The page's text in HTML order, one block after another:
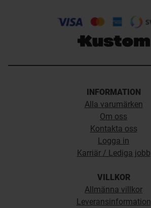
INFORMATION
Alla varumärken
Om oss
Kontakta oss
Logga in
Karriär / Lediga jobb
VILLKOR
Allmänna villkor
Leveransinformation